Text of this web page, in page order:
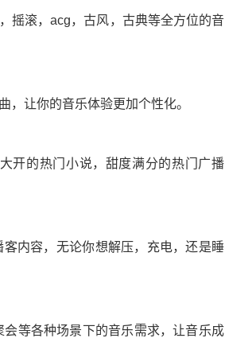
摇滚，acg，古风，古典等全方位的音
，让你的音乐体验更加个性化。
开的热门小说，甜度满分的热门广播
内容，无论你想解压，充电，还是睡
等各种场景下的音乐需求，让音乐成